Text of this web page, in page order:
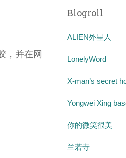
，并在网
Blogroll
ALIEN外星人
LonelyWord
X-man’s secret
Yongwei Xing
你的微笑很美
兰若寺